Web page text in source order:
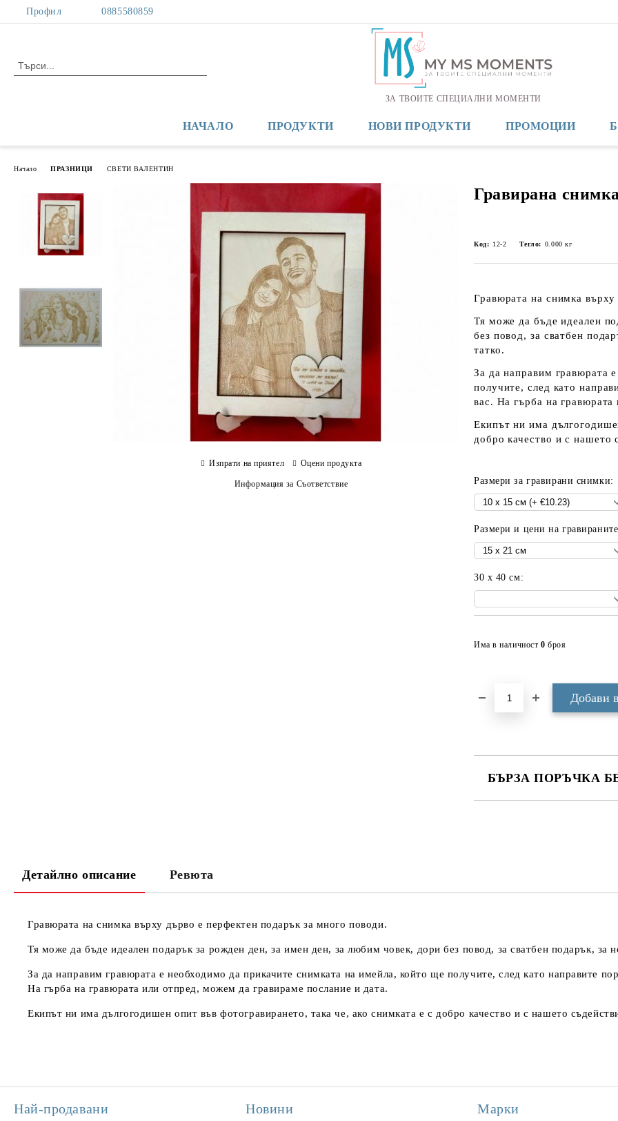
Профил 0885580859
ЗА ТВОИТЕ СПЕЦИАЛНИ МОМЕНТИ
НАЧАЛО ПРОДУКТИ НОВИ ПРОДУКТИ ПРОМОЦИИ
Начало ПРАЗНИЦИ СВЕТИ ВАЛЕНТИН
Гравирана
Код: 12-2 Тегло: 0.000 кг
Гравюрата на снимка
Тя може да бъде идеален
без повод, за сватбен
татко.
За да направим гравюрата
получите, след като
вас. На гърба на
Екипът ни има
добро качество и с нашето
Размери за гравирани снимки:
Размери и цени на
30 х 40 см:
Има в наличност 0 броя
БЪРЗА ПОРЪЧКА
Изпрати на приятел Оцени продукта
Информация за Съответствие
Детайлно описание Ревюта
Гравюрата на снимка върху дърво е перфектен подарък за много поводи.
Тя може да бъде идеален подарък за рожден ден, за имен ден, за любим човек, дори без повод, за сватбен подарък,
За да направим гравюрата е необходимо да прикачите снимката на имейла, който ще получите, след като направите
На гърба на гравюрата или отпред, можем да гравираме послание и дата.
Екипът ни има дългогодишен опит във фотогравирането, така че, ако снимката е с добро качество и с нашето
Най-продавани Новини Марки